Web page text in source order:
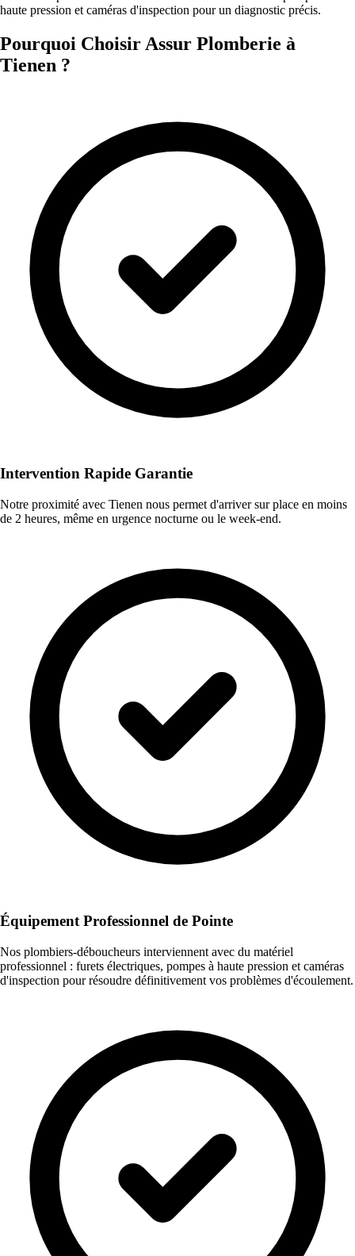
haute pression et caméras d'inspection pour un diagnostic précis.
Pourquoi Choisir Assur Plomberie à
Tienen ?
Intervention Rapide Garantie
Notre proximité avec Tienen nous permet d'arriver sur place en moins
de 2 heures, même en urgence nocturne ou le week-end.
Équipement Professionnel de Pointe
Nos plombiers-déboucheurs interviennent avec du matériel
professionnel : furets électriques, pompes à haute pression et caméras
d'inspection pour résoudre définitivement vos problèmes d'écoulement.